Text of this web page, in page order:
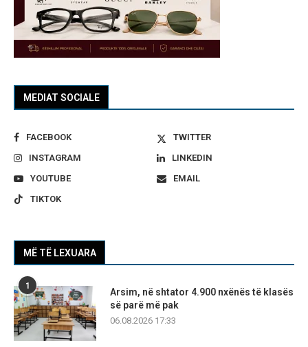
MEDIAT SOCIALE
FACEBOOK
TWITTER
INSTAGRAM
LINKEDIN
YOUTUBE
EMAIL
TIKTOK
MË TË LEXUARA
1
Arsim, në shtator 4.900 nxënës të klasës
së parë më pak
06.08.2026 17:33